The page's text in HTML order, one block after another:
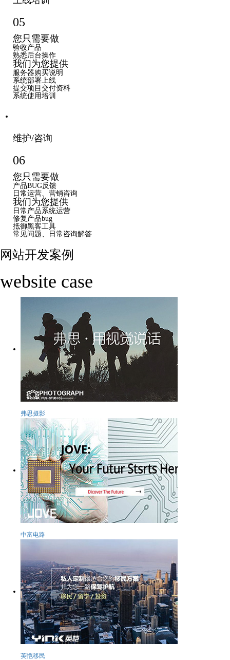
05
您只需要做
验收产品
熟悉后台操作
我们为您提供
服务器购买说明
系统部署上线
提交项目交付资料
系统使用培训
维护/咨询
06
您只需要做
产品BUG反馈
日常运营、营销咨询
我们为您提供
日常产品系统运营
修复产品bug
抵御黑客工具
常见问题、日常咨询解答
网站开发案例
website case
弗思摄影
中富电路
英恺移民